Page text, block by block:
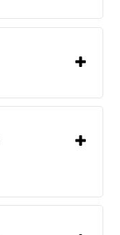
温度調節器(温